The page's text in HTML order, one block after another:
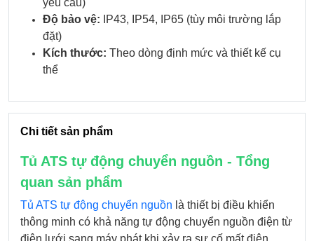
yêu cầu)
Độ bảo vệ: IP43, IP54, IP65 (tùy môi trường lắp
đặt)
Kích thước: Theo dòng định mức và thiết kế cụ
thể
Chi tiết sản phẩm
Tủ ATS tự động chuyển nguồn - Tổng
quan sản phẩm
Tủ ATS tự động chuyển nguồn là thiết bị điều khiển
thông minh có khả năng tự động chuyển nguồn điện từ
điện lưới sang máy phát khi xảy ra sự cố mất điện.